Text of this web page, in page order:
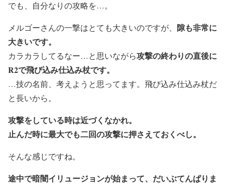
でも、自分なりの攻略を…。
メルゴーさんの一撃はとても大きいのですが、 隙も非常に
大きいです。
カラカラしてるなー…と思いながら攻撃の終わりの直後に
R2で飛び込み仕込み杖です。
…技の名前、考えようと思ってます。飛び込み仕込み杖だ
と長いから。
攻撃をしている時は近づくなかれ。
止んだ時に最大でも二回の攻撃に押さえておくべし。
そんな感じですね。
途中で暗闇イリュージョンが始まって、だいぶてんぱりま